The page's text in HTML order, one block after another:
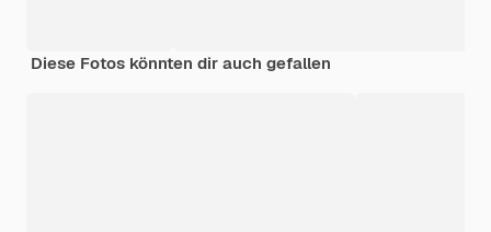
Diese Fotos könnten dir auch gefallen